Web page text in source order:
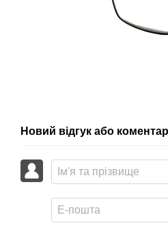
Новий відгук або коментар